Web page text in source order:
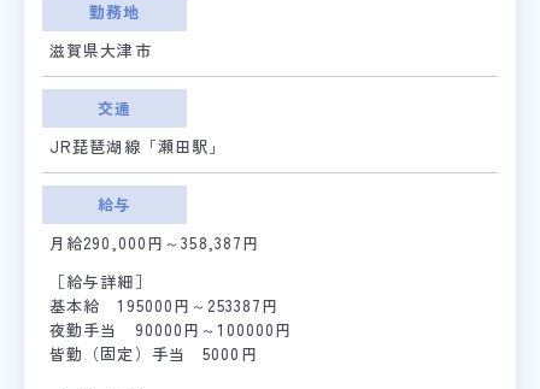
勤務地
滋賀県大津市
交通
JR琵琶湖線「瀬田駅」
給与
月給290,000円～358,387円
［給与詳細］
基本給 195000円～253387円
夜勤手当 90000円～100000円
皆勤（固定）手当 5000円